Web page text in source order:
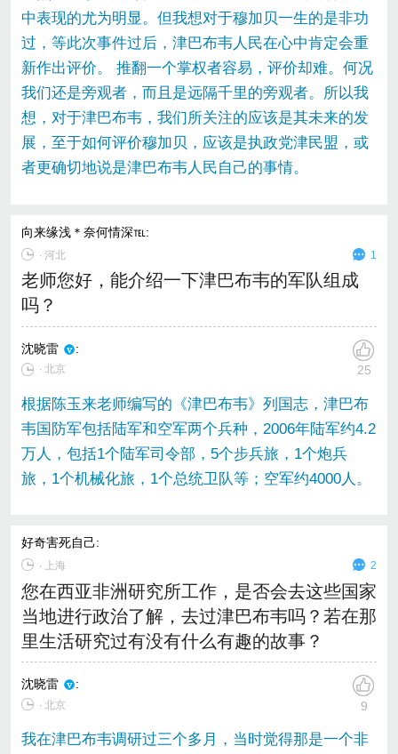
中表现的尤为明显。但我想对于穆加贝一生的是非功
过，等此次事件过后，津巴布韦人民在心中肯定会重
新作出评价。 推翻一个掌权者容易，评价却难。何况
我们还是旁观者，而且是远隔千里的旁观者。所以我
想，对于津巴布韦，我们所关注的应该是其未来的发
展，至于如何评价穆加贝，应该是执政党津民盟，或
者更确切地说是津巴布韦人民自己的事情。
向来缘浅＊奈何情深℡:
∙河北 1
老师您好，能介绍一下津巴布韦的军队组成
吗？
沈晓雷 :
∙ 北京 25
根据陈玉来老师编写的《津巴布韦》列国志，津巴布
韦国防军包括陆军和空军两个兵种，2006年陆军约4.2
万人，包括1个陆军司令部，5个步兵旅，1个炮兵
旅，1个机械化旅，1个总统卫队等；空军约4000人。
好奇害死自己:
∙ 上海 2
您在西亚非洲研究所工作，是否会去这些国家
当地进行政治了解，去过津巴布韦吗？若在那
里生活研究过有没有什么有趣的故事？
沈晓雷 :
∙ 北京 9
我在津巴布韦调研过三个多月，当时觉得那是一个非